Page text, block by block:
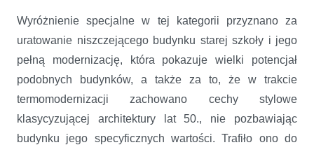
Wyróżnienie specjalne w tej kategorii przyznano za
uratowanie niszczejącego budynku starej szkoły i jego
pełną modernizację, która pokazuje wielki potencjał
podobnych budynków, a także za to, że w trakcie
termomodernizacji zachowano cechy stylowe
klasycyzującej architektury lat 50., nie pozbawiając
budynku jego specyficznych wartości. Trafiło ono do